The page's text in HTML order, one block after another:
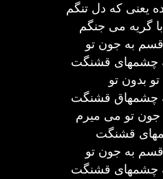
یعنی که دل تنگم
گریه می جنگم
به جون تو
چشمهای قشنگت
بدون تو
چشمهاق قشنگت
تو می میرم
قشنگت
به جون تو
چشمهای قشنگت